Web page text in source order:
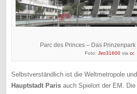
Parc des Princes – Das
Foto: Jiro31600via cc
Selbstverständlich ist die Weltmetropole
Hauptstadt Paris auch Spielort der EM.